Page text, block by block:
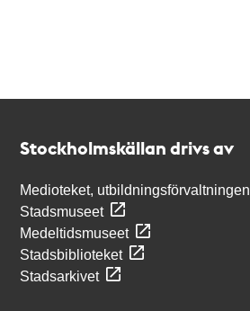
Stockholmskällan drivs av
Medioteket, utbildningsförvaltningen
Stadsmuseet
Medeltidsmuseet
Stadsbiblioteket
Stadsarkivet